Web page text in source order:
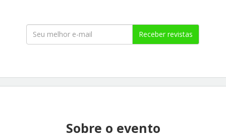
Receber revistas
Sobre o evento